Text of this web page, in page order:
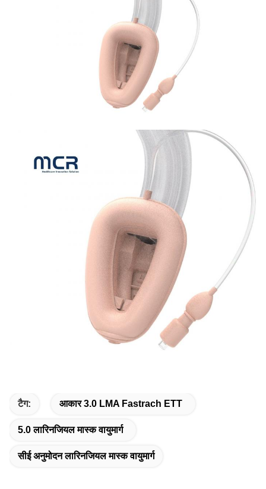
टैग: आकार 3.0 LMA Fastrach ETT
5.0 लारिनजियल मास्क वायुमार्ग
सीई अनुमोदन लारिनजियल मास्क वायुमार्ग